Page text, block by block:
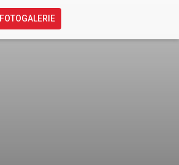
FOTOGALERIE